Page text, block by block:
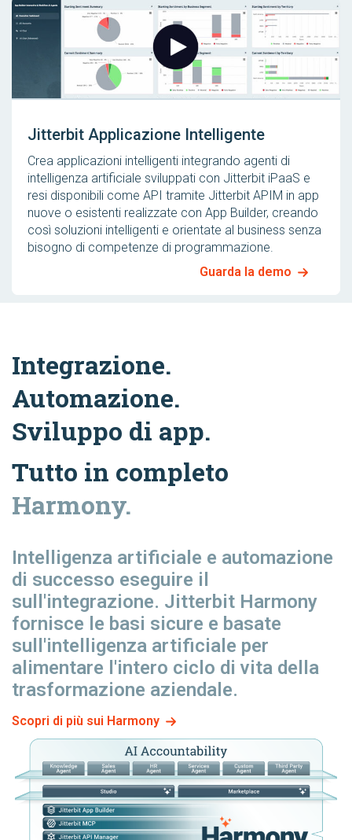
Jitterbit Applicazione Intelligente
Crea applicazioni intelligenti integrando agenti di
intelligenza artificiale sviluppati con Jitterbit iPaaS e
resi disponibili come API tramite Jitterbit APIM in app
nuove o esistenti realizzate con App Builder, creando
così soluzioni intelligenti e orientate al business senza
bisogno di competenze di programmazione.
Guarda la demo
Integrazione.
Automazione.
Sviluppo di app.
Tutto in completo
Harmony.
Intelligenza artificiale e automazione
di successo eseguire il
sull'integrazione. Jitterbit Harmony
fornisce le basi sicure e basate
sull'intelligenza artificiale per
alimentare l'intero ciclo di vita della
trasformazione aziendale.
Scopri di più sui Harmony